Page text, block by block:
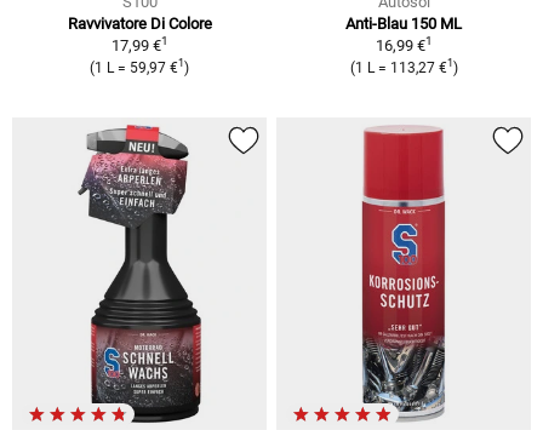
Ravvivatore Di Colore
17,99 €1
(1 L = 59,97 €1 )
Anti-Blau 150 ML
16,99 €1
(1 L = 113,27 €1 )